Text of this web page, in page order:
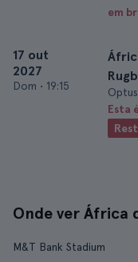
em
17 out
2027
Dom • 19:15
Esta
Onde ver África
M&T Bank Stadium